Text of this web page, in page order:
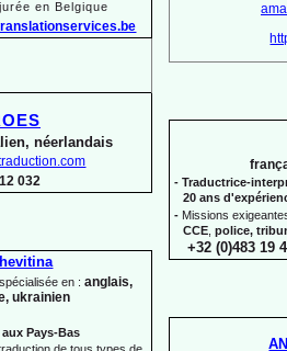
- Traductrice-
20 ans
- Missions
CCE police,
+32 (0)483 19
en Belgique
néerlandais
032
en : anglais,
ukrainien
Pays-Bas